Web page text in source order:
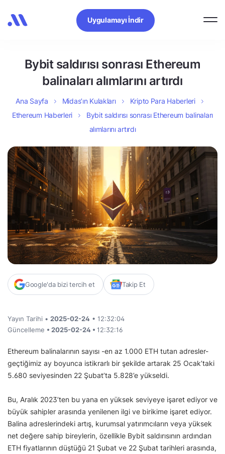
Uygulamayı İndir
Bybit saldırısı sonrası Ethereum
balinaları alımlarını artırdı
Ana Sayfa Midas’ın Kulakları
Kripto Para Haberleri
Ethereum Haberleri
Bybit saldırısı sonrası Ethereum balinaları
alımlarını artırdı
Google'da bizi tercih et Takip Et
Yayın Tarihi • 2025-02-24 • 12:32:04
Güncelleme • 2025-02-24 • 12:32:16
Ethereum balinalarının sayısı -en az 1.000 ETH tutan adresler-
geçtiğimiz ay boyunca istikrarlı bir şekilde artarak 25 Ocak’taki
5.680 seviyesinden 22 Şubat’ta 5.828’e yükseldi.
Bu, Aralık 2023’ten bu yana en yüksek seviyeye işaret ediyor ve
büyük sahipler arasında yenilenen ilgi ve birikime işaret ediyor.
Balina adreslerindeki artış, kurumsal yatırımcıların veya yüksek
net değere sahip bireylerin, özellikle Bybit saldırısının ardından
ETH fiyatlarının düştüğü 21 Şubat ve 22 Şubat tarihleri arasında,